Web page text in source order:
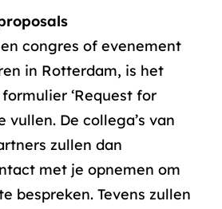
congres of evenement
in Rotterdam, is het
‘Request for
vullen. De collega’s van
zullen dan
met je opnemen om
bespreken. Tevens zullen